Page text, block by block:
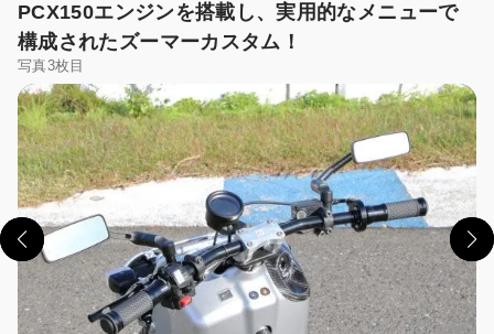
PCX150エンジンを搭載し、実用的なメニューで
構成されたズーマーカスタム！
写真3枚目